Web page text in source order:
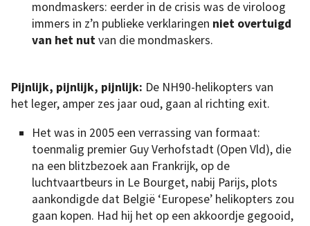
mondmaskers: eerder in de crisis was de viroloog
immers in z’n publieke verklaringen niet overtuigd
van het nutvan die mondmaskers.
Pijnlijk, pijnlijk, pijnlijk: De NH90-helikopters van
het leger, amper zes jaar oud, gaan al richting exit.
Het was in 2005 een verrassing van formaat:
toenmalig premier Guy Verhofstadt (Open Vld), die
na een blitzbezoek aan Frankrijk, op de
luchtvaartbeurs in Le Bourget, nabij Parijs, plots
aankondigde dat België ‘Europese’ helikopters zou
gaan kopen. Had hij het op een akkoordje gegooid,